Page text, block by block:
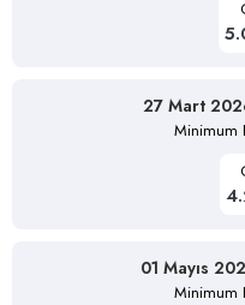
27 Mart
Minimum
01 Mayıs
Minimum